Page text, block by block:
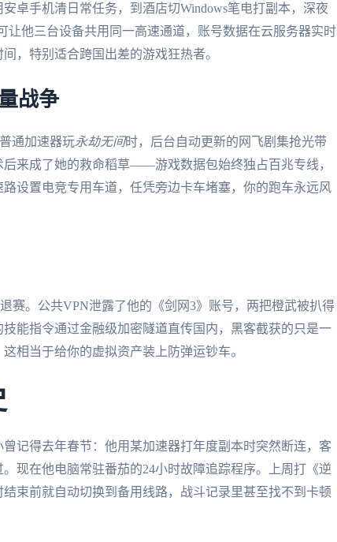
卓手机清日常任务，到酒店切Windows笔电打副本，深夜
让他三台设备共用同一高速通道，账号数据在云服务器实时
，特别适合跨国出差的游戏狂热者。
战争
通加速器玩永劫无间时，后台自动更新的网飞剧集抢光带
来成了她的救命稻草——游戏数据包始终独占百兆专线，
设置电竞专用车道，任凭旁边卡车堵塞，你的跑车永远风
赛。公共VPN泄露了他的《剑网3》账号，两把橙武被扒得
能指令通过金融级加密隧道直传国内，黑客截获的只是一
相当于给你的虚拟资产装上防弹运钞车。
记得去年春节：他用某加速器打年度副本时突然断连，客
现在他电脑常驻番茄的24小时故障追踪程序。上周打《逆
束前就自动切换到备用线路，战斗记录里甚至找不到卡顿